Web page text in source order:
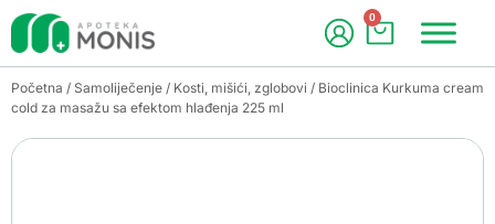
0
Početna / Samoliječenje / Kosti, mišići, zglobovi / Bioclinica Kurkuma cream
cold za masažu sa efektom hlađenja 225 ml